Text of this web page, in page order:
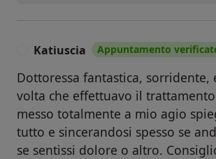
Katiuscia Appuntamento
Dottoressa fantastica, sorridente,
volta che effettuavo il
messo totalmente a mio agio
tutto e sincerandosi spesso se
se sentissi dolore o altro.